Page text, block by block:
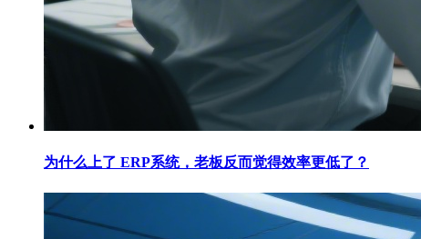
为什么上了 ERP系统，老板反而觉得效率更低了？